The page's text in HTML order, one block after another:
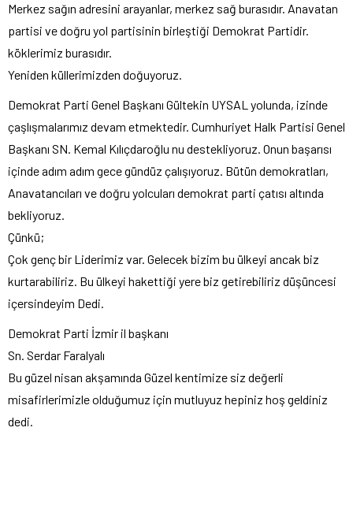
Merkez sağın adresini arayanlar, merkez sağ burasıdır. Anavatan
partisi ve doğru yol partisinin birleştiği Demokrat Partidir.
köklerimiz burasıdır.
Yeniden küllerimizden doğuyoruz.
Demokrat Parti Genel Başkanı Gültekin UYSAL yolunda, izinde
çaşlışmalarımız devam etmektedir. Cumhuriyet Halk Partisi Genel
Başkanı SN. Kemal Kılıçdaroğlu nu destekliyoruz. Onun başarısı
içinde adım adım gece gündüz çalışıyoruz. Bütün demokratları,
Anavatancıları ve doğru yolcuları demokrat parti çatısı altında
bekliyoruz.
Çünkü;
Çok genç bir Liderimiz var. Gelecek bizim bu ülkeyi ancak biz
kurtarabiliriz. Bu ülkeyi hakettiği yere biz getirebiliriz düşüncesi
içersindeyim Dedi.
Demokrat Parti İzmir il başkanı
Sn. Serdar Faralyalı
Bu güzel nisan akşamında Güzel kentimize siz değerli
misafirlerimizle olduğumuz için mutluyuz hepiniz hoş geldiniz
dedi.